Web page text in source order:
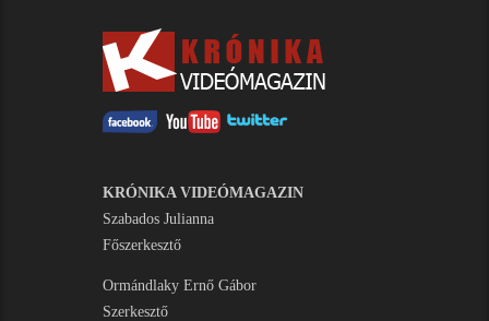
KRÓNIKA VIDEÓMAGAZIN
Szabados Julianna
Főszerkesztő
Ormándlaky Ernő Gábor
Szerkesztő